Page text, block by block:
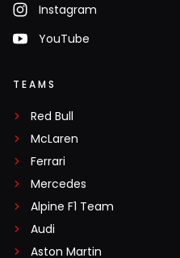
Instagram
YouTube
TEAMS
Red Bull
McLaren
Ferrari
Mercedes
Alpine F1 Team
Audi
Aston Martin